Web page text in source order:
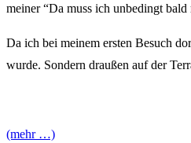
meiner “Da muss ich unbedingt
Da ich bei meinem ersten Besuch
wurde. Sondern draußen auf der
(mehr …)